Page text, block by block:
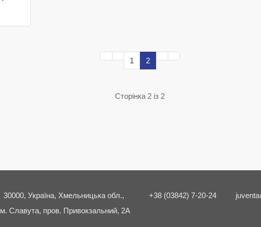
1 2
Сторінка 2 із 2
30000, Україна, Хмельницька обл.,
м. Славута, пров. Привокзальний, 2А
+38 (03842) 7-20-24